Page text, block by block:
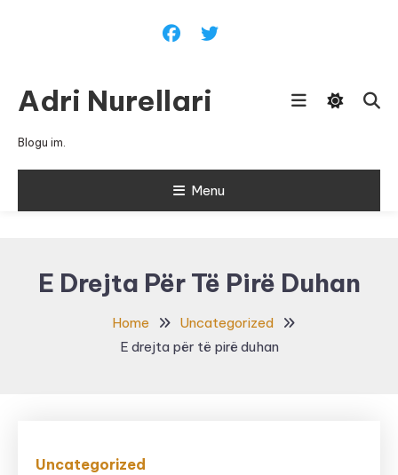
Adri Nurellari
Blogu im.
Menu
E Drejta Për Të Pirë Duhan
Home
Uncategorized
E drejta për të pirë duhan
Uncategorized